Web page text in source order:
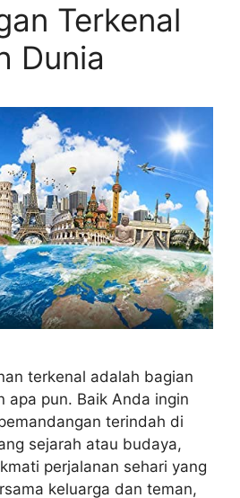
Terkenal
Dunia
terkenal adalah bagian
apa pun. Baik Anda ingin
terindah di
sejarah atau budaya,
perjalanan sehari yang
keluarga dan teman,